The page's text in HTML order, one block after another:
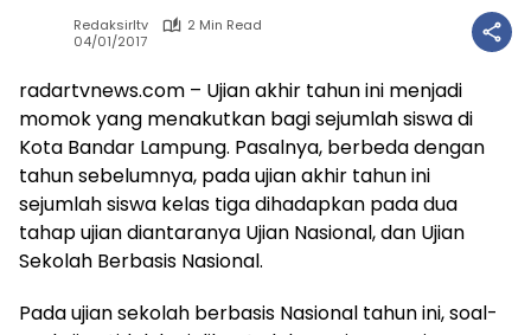
Redaksirltv
2 Min Read
04/01/2017
radartvnews.com – Ujian akhir tahun ini menjadi
momok yang menakutkan bagi sejumlah siswa di
Kota Bandar Lampung. Pasalnya, berbeda dengan
tahun sebelumnya, pada ujian akhir tahun ini
sejumlah siswa kelas tiga dihadapkan pada dua
tahap ujian diantaranya Ujian Nasional, dan Ujian
Sekolah Berbasis Nasional.
Pada ujian sekolah berbasis Nasional tahun ini, soal-